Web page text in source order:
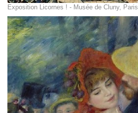
Exposition Licornes ! - Musée de Cluny, Paris